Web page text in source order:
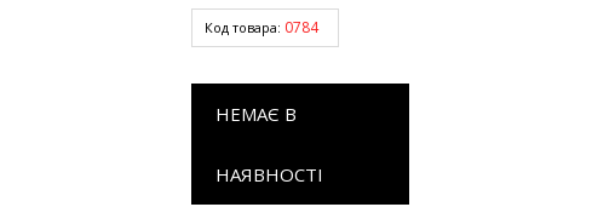
Код товара: 0784
НЕМАЄ В
НАЯВНОСТІ